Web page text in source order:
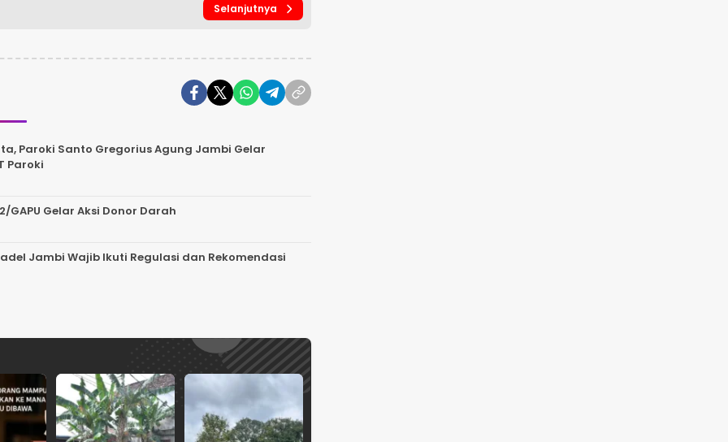
Selanjutnya
Paroki Santo Gregorius Agung Jambi Gelar
Paroki
GAPU Gelar Aksi Donor Darah
Jambi Wajib Ikuti Regulasi dan Rekomendasi